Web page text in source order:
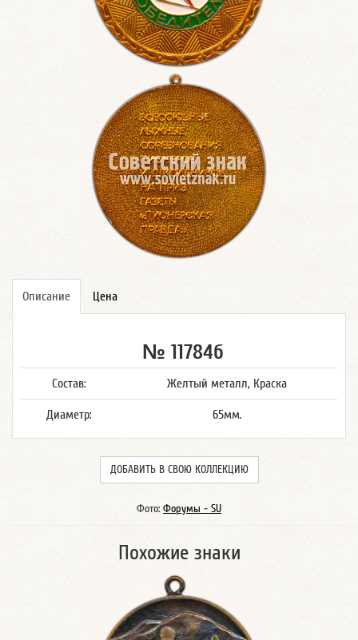
Описание Цена
№ 11784б
Состав: Желтый металл, Краска
Диаметр: 65мм.
ДОБАВИТЬ В СВОЮ КОЛЛЕКЦИЮ
Фото: Форумы - SU
Похожие знаки